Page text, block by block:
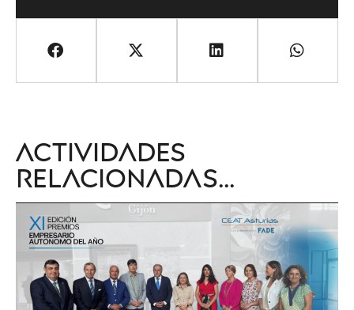
Actividades
relacionadas...